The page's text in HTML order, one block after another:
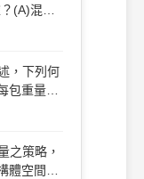
(A)混凝
(B)坍度
用之搗
初凝前
，下列何
包重量為
去塑
木工程應
之策略，
體空間許